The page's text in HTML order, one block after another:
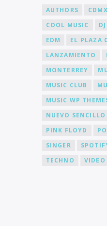
AUTHORS CDMX
COOL MUSIC
DJ
EDM
EL PLAZA
LANZAMIENTO
MONTERREY
MUSIC CLUB
MUSIC WP
NUEVO SENCILLO
PINK FLOYD
SINGER
TECHNO
VIDEO